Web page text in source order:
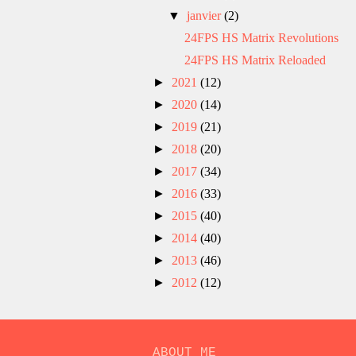
▼janvier(2)
24FPS HS Matrix Revolutions
24FPS HS Matrix Reloaded
► 2021 (12)
► 2020 (14)
► 2019 (21)
► 2018 (20)
► 2017 (34)
► 2016 (33)
► 2015 (40)
► 2014 (40)
► 2013 (46)
► 2012 (12)
ABOUT ME